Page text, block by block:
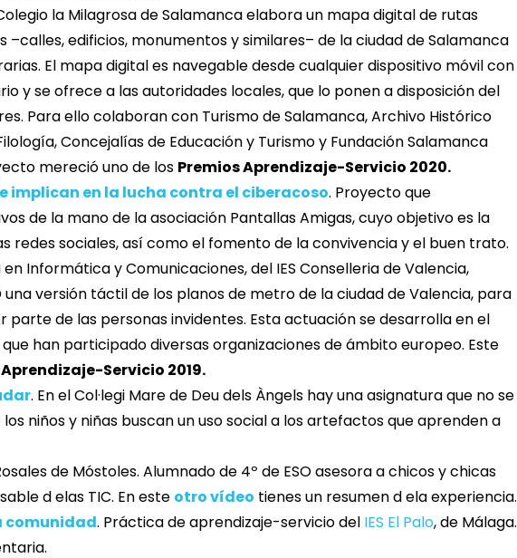
la Milagrosa de Salamanca elabora un mapa digital de rutas
edificios, monumentos y similares– de la ciudad de Salamanca
El mapa digital es navegable desde cualquier dispositivo móvil con
y se ofrece a las autoridades locales, que lo ponen a disposición del
Para ello colaboran con Turismo de Salamanca, Archivo Histórico
Concejalías de Educación y Turismo y Fundación Salamanca
mereció uno de los Premios Aprendizaje-Servicio 2020.
implican en la lucha contra el ciberacoso. Proyecto que
de la mano de la asociación Pantallas Amigas, cuyo objetivo es la
redes sociales, así como el fomento de la convivencia y el buen trato.
en Informática y Comunicaciones, del IES Conselleria de Valencia,
versión táctil de los planos de metro de la ciudad de Valencia, para
de las personas invidentes. Esta actuación se desarrolla en el
han participado diversas organizaciones de ámbito europeo. Este
Servicio 2019.
. En el Col·legi Mare de Deu dels Àngels hay una asignatura que no se
los niños y niñas buscan un uso social a los artefactos que aprenden a
de Móstoles. Alumnado de 4º de ESO asesora a chicos y chicas
d elas TIC. En este otro vídeo tienes un resumen d ela experiencia.
comunidad. Práctica de aprendizaje-servicio del IES El Palo, de Málaga.